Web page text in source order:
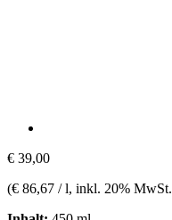
€ 39,00
(€ 86,67 / l, inkl. 20% MwSt.